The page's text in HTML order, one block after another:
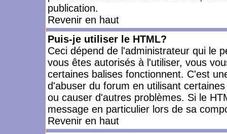
publication.
Revenir en haut
Puis-je utiliser le HTML?
Ceci dépend de l'administrateur qui le
vous êtes autorisés à l'utiliser, vous
certaines balises fonctionnent. C'est
d'abuser du forum en utilisant
ou causer d'autres problèmes. Si le
message en particulier lors de sa
Revenir en haut